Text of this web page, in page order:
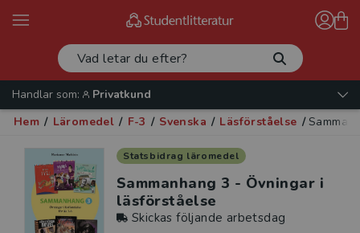
Handlar som:
Privatkund
Hem / Läromedel / F-3 / Svenska / Läsförståelse /
Statsbidrag läromedel
Sammanhang 3 - Övningar i
läsförståelse
Skickas följande arbetsdag